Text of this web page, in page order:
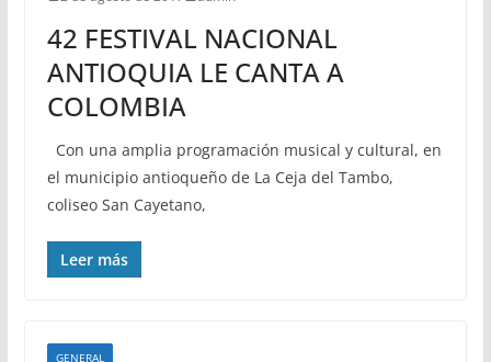
42 FESTIVAL NACIONAL
ANTIOQUIA LE CANTA A
COLOMBIA
Con una amplia programación musical y cultural, en
el municipio antioqueño de La Ceja del Tambo,
coliseo San Cayetano,
Leer más
GENERAL